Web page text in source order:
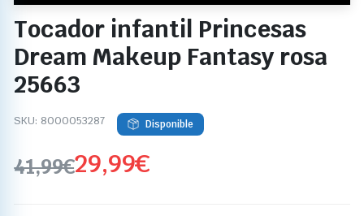
Tocador infantil Princesas
Dream Makeup Fantasy rosa
25663
SKU: 8000053287 Disponible
41,99€29,99€